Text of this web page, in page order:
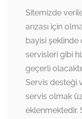
Sitemizde
arızası için
bayisi şeklinde
servisleri gibi
geçerli
Servis desteği
servis olmak
eklenmektedir.